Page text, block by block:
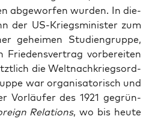
abge­wor­fen wur­den. In die­
der US-Kriegs­mi­nis­ter zum
gehei­men Stu­di­en­grup­pe,
Frie­dens­ver­trag vor­be­rei­ten
die Welt­nach­kriegs­ord­
war orga­ni­sa­to­risch und
Vor­läu­fer des 1921 gegrün­
Rela­ti­ons, wo bis heu­te